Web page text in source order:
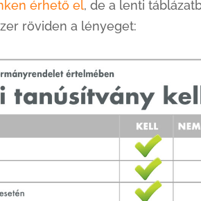
érhető el, de a lenti
röviden a lényeget: